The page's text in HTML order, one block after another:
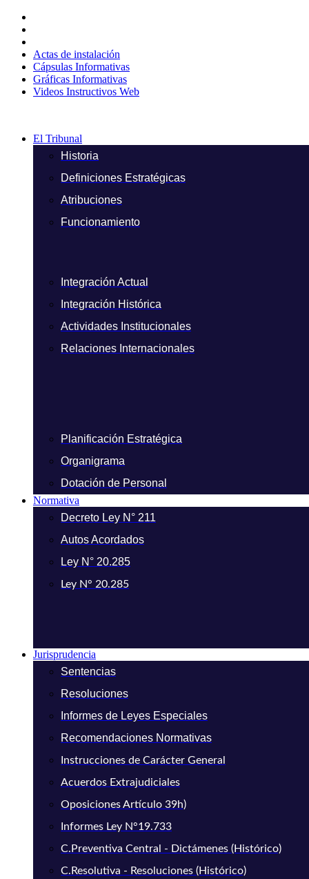
contenido
Actas de instalación
Cápsulas Informativas
Gráficas Informativas
Videos Instructivos Web
El Tribunal
Historia
Definiciones Estratégicas
Atribuciones
Funcionamiento
Integración Actual
Integración Histórica
Actividades Institucionales
Relaciones Internacionales
Planificación Estratégica
Organigrama
Dotación de Personal
Normativa
Decreto Ley N° 211
Autos Acordados
Ley N° 20.285
Ley N° 20.285
Jurisprudencia
Sentencias
Resoluciones
Informes de Leyes Especiales
Recomendaciones Normativas
Instrucciones de Carácter General
Acuerdos Extrajudiciales
Oposiciones Artículo 39h)
Informes Ley N°19.733
C.Preventiva Central - Dictámenes (Histórico)
C.Resolutiva - Resoluciones (Histórico)